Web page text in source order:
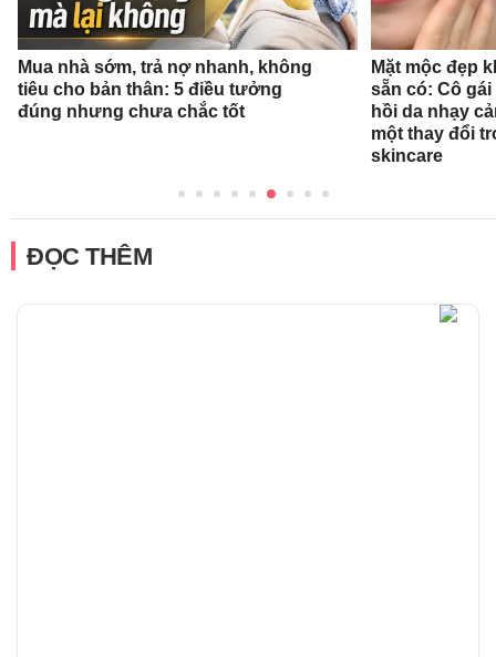
Mua nhà sớm, trả nợ nhanh, không
tiêu cho bản thân: 5 điều tưởng
đúng nhưng chưa chắc tốt
Mặt mộc đẹp
sẵn có: Cô
hồi da nhạy
một thay đổi
skincare
ĐỌC THÊM